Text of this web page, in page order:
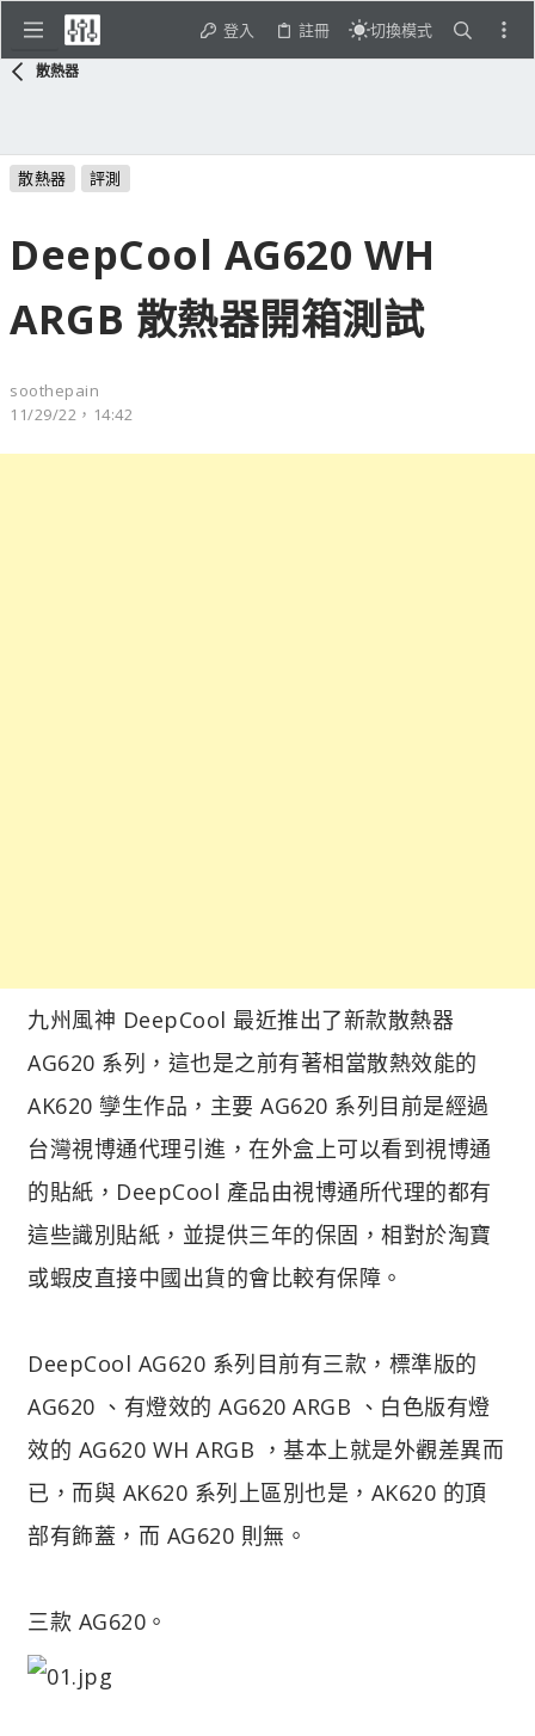
登入 註冊 切換模式
散熱器
散熱器 評測
DeepCool AG620 WH
ARGB 散熱器開箱測試
soothepain
11/29/22，14:42
九州風神 DeepCool 最近推出了新款散熱器
AG620 系列，這也是之前有著相當散熱效能的
AK620 孿生作品，主要 AG620 系列目前是經過
台灣視博通代理引進，在外盒上可以看到視博通
的貼紙，DeepCool 產品由視博通所代理的都有
這些識別貼紙，並提供三年的保固，相對於淘寶
或蝦皮直接中國出貨的會比較有保障。
DeepCool AG620 系列目前有三款，標準版的
AG620 、有燈效的 AG620 ARGB 、白色版有燈
效的 AG620 WH ARGB ，基本上就是外觀差異而
已，而與 AK620 系列上區別也是，AK620 的頂
部有飾蓋，而 AG620 則無。
三款 AG620。